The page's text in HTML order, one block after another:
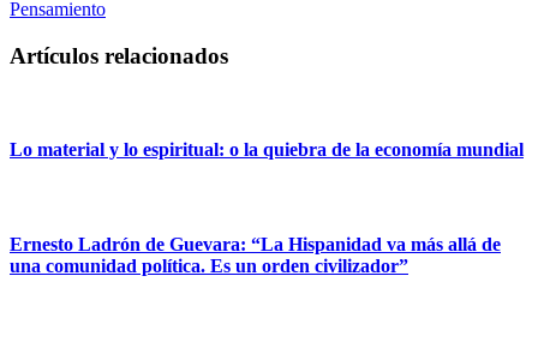
Pensamiento
Artículos relacionados
Lo material y lo espiritual: o la quiebra de la economía mundial
Ernesto Ladrón de Guevara: “La Hispanidad va más allá de
una comunidad política. Es un orden civilizador”